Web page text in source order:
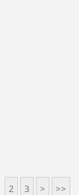
2 3 > >>